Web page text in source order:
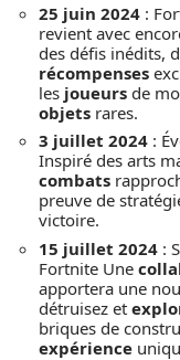
25 juin 2024 :
revient avec
des défis inédits,
récompenses
les joueurs de
objets rares.
3 juillet 2024 :
Inspiré des arts
combats
preuve de
victoire.
15 juillet 2024 :
Fortnite Une
apportera une
détruisez et
briques de
expérience